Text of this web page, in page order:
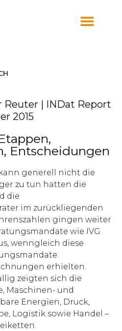
| INDat Report
2015
Entscheidungen
generell nicht die
zu tun hatten die
die
im zurückliegenden
gingen weiter
wie IVG
wenngleich diese
erhielten.
zeigten sich die
Maschinen- und
Energien, Druck,
Logistik sowie Handel –